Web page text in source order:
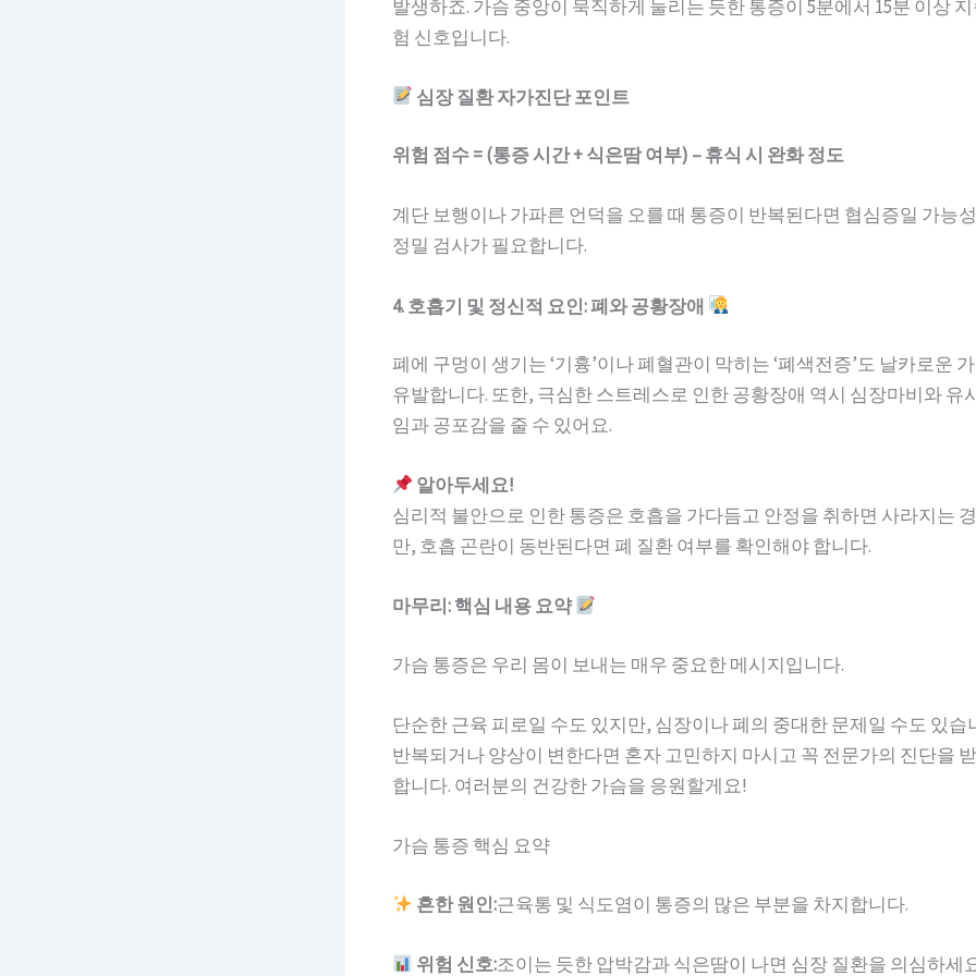
발생하죠. 가슴 중앙이 묵직하게 눌리는 듯한 통증이 5분에서 15분 이상
험 신호입니다.
심장 질환 자가진단 포인트
위험 점수 = (통증 시간 + 식은땀 여부) – 휴식 시 완화 정도
계단 보행이나 가파른 언덕을 오를 때 통증이 반복된다면 협심증일 가능
정밀 검사가 필요합니다.
4. 호흡기 및 정신적 요인: 폐와 공황장애
폐에 구멍이 생기는 ‘기흉’이나 폐혈관이 막히는 ‘폐색전증’도 날카로운
유발합니다. 또한, 극심한 스트레스로 인한 공황장애 역시 심장마비와 유
임과 공포감을 줄 수 있어요.
알아두세요!
심리적 불안으로 인한 통증은 호흡을 가다듬고 안정을 취하면 사라지는
만, 호흡 곤란이 동반된다면 폐 질환 여부를 확인해야 합니다.
마무리: 핵심 내용 요약
가슴 통증은 우리 몸이 보내는 매우 중요한 메시지입니다.
단순한 근육 피로일 수도 있지만, 심장이나 폐의 중대한 문제일 수도 있습
반복되거나 양상이 변한다면 혼자 고민하지 마시고 꼭 전문가의 진단을
합니다. 여러분의 건강한 가슴을 응원할게요!
가슴 통증 핵심 요약
흔한 원인:근육통 및 식도염이 통증의 많은 부분을 차지합니다.
위험 신호:조이는 듯한 압박감과 식은땀이 나면 심장 질환을 의심하세